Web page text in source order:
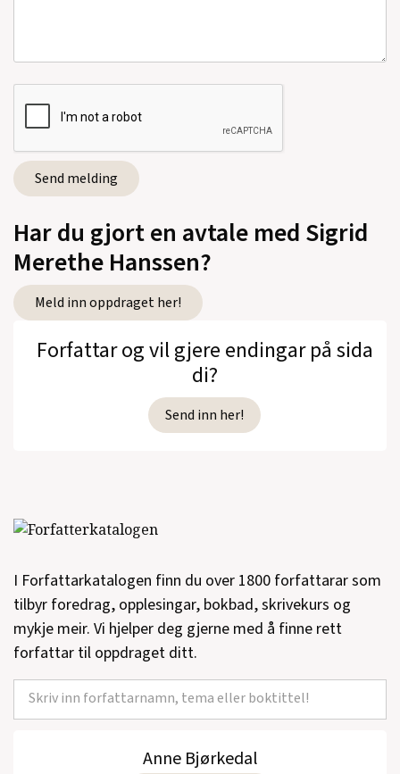
Har du gjort en avtale med Sigrid
Merethe Hanssen?
Meld inn oppdraget her!
Forfattar og vil gjere endingar på sida
di?
Send inn her!
I Forfattarkatalogen finn du over 1800 forfattarar som
tilbyr foredrag, opplesingar, bokbad, skrivekurs og
mykje meir. Vi hjelper deg gjerne med å finne rett
forfattar til oppdraget ditt.
Anne Bjørkedal